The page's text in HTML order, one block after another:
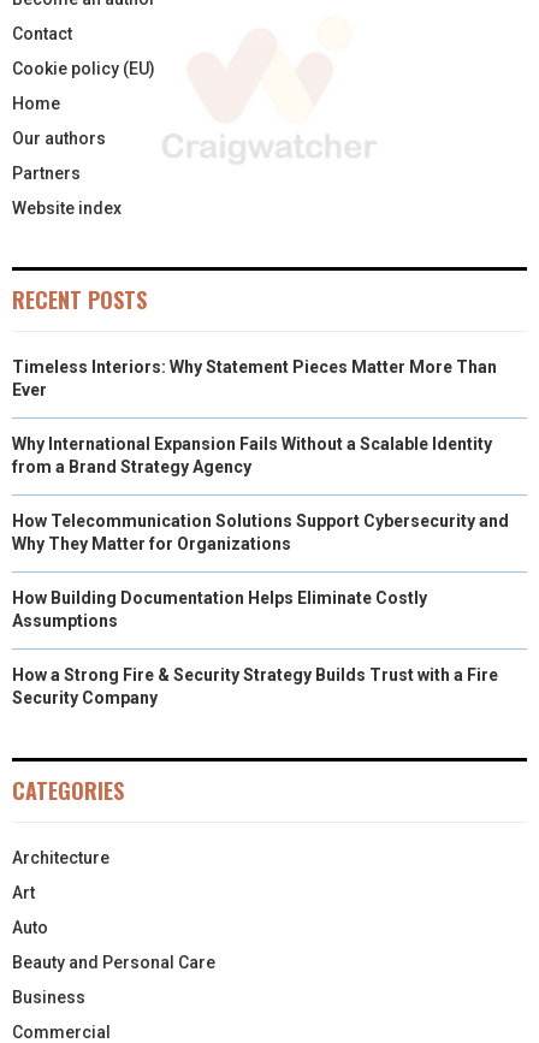
Contact
Cookie policy (EU)
Home
Our authors
Partners
Website index
RECENT POSTS
Timeless Interiors: Why Statement Pieces Matter More Than
Ever
Why International Expansion Fails Without a Scalable Identity
from a Brand Strategy Agency
How Telecommunication Solutions Support Cybersecurity and
Why They Matter for Organizations
How Building Documentation Helps Eliminate Costly
Assumptions
How a Strong Fire & Security Strategy Builds Trust with a Fire
Security Company
CATEGORIES
Architecture
Art
Auto
Beauty and Personal Care
Business
Commercial